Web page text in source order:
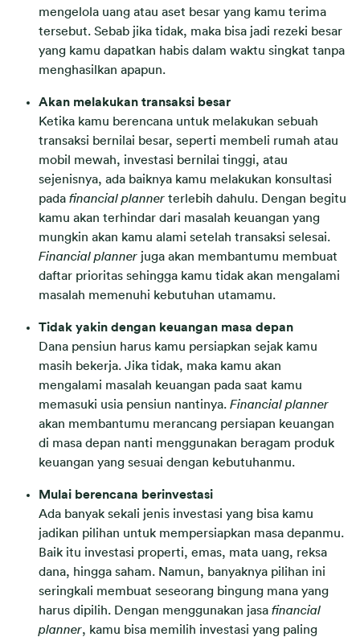
mengelola uang atau aset besar yang kamu terima
tersebut. Sebab jika tidak, maka bisa jadi rezeki besar
yang kamu dapatkan habis dalam waktu singkat tanpa
menghasilkan apapun.
Akan melakukan transaksi besar
Ketika kamu berencana untuk melakukan sebuah
transaksi bernilai besar, seperti membeli rumah atau
mobil mewah, investasi bernilai tinggi, atau
sejenisnya, ada baiknya kamu melakukan konsultasi
pada financial planner terlebih dahulu. Dengan begitu
kamu akan terhindar dari masalah keuangan yang
mungkin akan kamu alami setelah transaksi selesai.
Financial planner juga akan membantumu membuat
daftar prioritas sehingga kamu tidak akan mengalami
masalah memenuhi kebutuhan utamamu.
Tidak yakin dengan keuangan masa depan
Dana pensiun harus kamu persiapkan sejak kamu
masih bekerja. Jika tidak, maka kamu akan
mengalami masalah keuangan pada saat kamu
memasuki usia pensiun nantinya. Financial planner
akan membantumu merancang persiapan keuangan
di masa depan nanti menggunakan beragam produk
keuangan yang sesuai dengan kebutuhanmu.
Mulai berencana berinvestasi
Ada banyak sekali jenis investasi yang bisa kamu
jadikan pilihan untuk mempersiapkan masa depanmu.
Baik itu investasi properti, emas, mata uang, reksa
dana, hingga saham. Namun, banyaknya pilihan ini
seringkali membuat seseorang bingung mana yang
harus dipilih. Dengan menggunakan jasa financial
planner, kamu bisa memilih investasi yang paling